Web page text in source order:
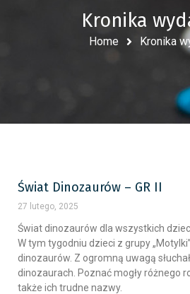
Kronika
Home Kronika
Świat Dinozaurów – GR II
27 lutego, 2025
Świat dinozaurów dla wszystkich
W tym tygodniu dzieci z grupy
dinozaurów. Z ogromną uwagą
dinozaurach. Poznać mogły różnego
także ich trudne nazwy.